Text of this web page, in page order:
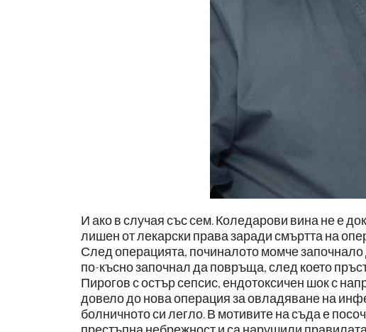
И ако в случая със сем. Коледарови вина не е
лишен от лекарски права заради смъртта на
След операцията, починалото момче
по-късно започнал да повръща, след което
Пирогов с остър сепсис, ендотоксичен шок с
довело до нова операция за овладяване на
болничното си легло. В мотивите на съда е